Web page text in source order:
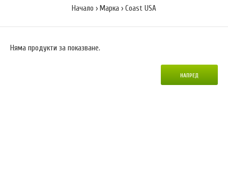
Начало Марка Coast USA
Няма продукти за показване.
НАПРЕД